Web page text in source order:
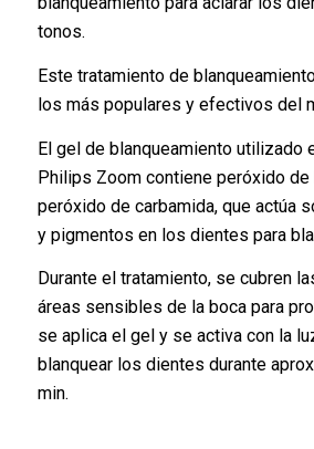
tonos.
Este tratamiento de
los más populares y efectivos del
El gel de blanqueamiento utilizado
Philips Zoom contiene peróxido de
peróxido de carbamida, que actúa
y pigmentos en los dientes para
Durante el tratamiento, se cubren
áreas sensibles de la boca para
se aplica el gel y se activa con la
blanquear los dientes durante
min.